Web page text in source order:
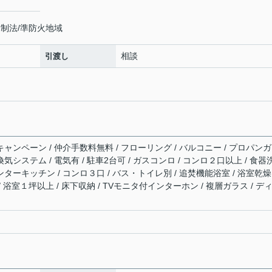
法/準防火地域
引渡し 相談
ンペーン / 仲介手数料無料 / フローリング / バルコニー / プロパンガ
システム / 電気有 / 駐車2台可 / ガスコンロ / コンロ２口以上 / 食器
ーキッチン / コンロ３口 / バス・トイレ別 / 追焚機能浴室 / 浴室乾燥
室１坪以上 / 床下収納 / TVモニタ付インターホン / 複層ガラス / デ